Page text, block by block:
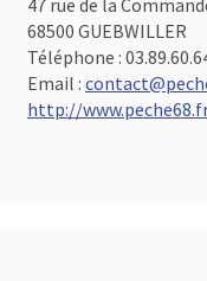
47 rue de la
68500 GUEBWILLER
Téléphone :
Email :
http://